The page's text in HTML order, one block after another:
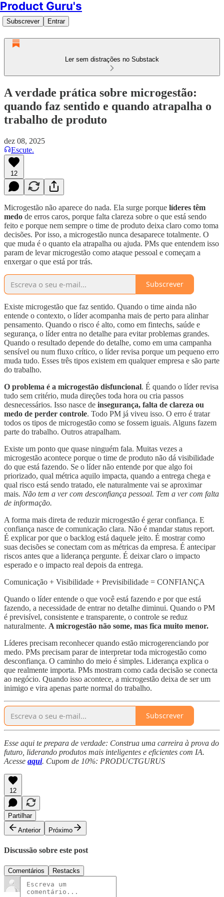
Product Guru's
Subscrever Entrar
Ler sem distrações no Substack
A verdade prática sobre microgestão:
quando faz sentido e quando atrapalha o
trabalho de produto
dez 08, 2025
Escute.
12
Microgestão não aparece do nada. Ela surge porque líderes têm
medo de erros caros, porque falta clareza sobre o que está sendo
feito e porque nem sempre o time de produto deixa claro como toma
decisões. Por isso, a microgestão nunca desaparece totalmente. O
que muda é o quanto ela atrapalha ou ajuda. PMs que entendem isso
param de levar microgestão como ataque pessoal e começam a
enxergar o que está por trás.
Subscrever
Existe microgestão que faz sentido. Quando o time ainda não
entende o contexto, o líder acompanha mais de perto para alinhar
pensamento. Quando o risco é alto, como em fintechs, saúde e
segurança, o líder entra no detalhe para evitar problemas grandes.
Quando o resultado depende do detalhe, como em uma campanha
sensível ou num fluxo crítico, o líder revisa porque um pequeno erro
muda tudo. Esses três tipos existem em qualquer empresa e são parte
do trabalho.
O problema é a microgestão disfuncional. É quando o líder revisa
tudo sem critério, muda direções toda hora ou cria passos
desnecessários. Isso nasce de insegurança, falta de clareza ou
medo de perder controle. Todo PM já viveu isso. O erro é tratar
todos os tipos de microgestão como se fossem iguais. Alguns fazem
parte do trabalho. Outros atrapalham.
Existe um ponto que quase ninguém fala. Muitas vezes a
microgestão acontece porque o time de produto não dá visibilidade
do que está fazendo. Se o líder não entende por que algo foi
priorizado, qual métrica aquilo impacta, quando a entrega chega e
qual risco está sendo tratado, ele naturalmente vai se aproximar
mais. Não tem a ver com desconfiança pessoal. Tem a ver com falta
de informação.
A forma mais direta de reduzir microgestão é gerar confiança. E
confiança nasce de comunicação clara. Não é mandar status report.
É explicar por que o backlog está daquele jeito. É mostrar como
suas decisões se conectam com as métricas da empresa. É antecipar
riscos antes que a liderança pergunte. É deixar claro o impacto
esperado e o impacto real depois da entrega.
Comunicação + Visibilidade + Previsibilidade = CONFIANÇA
Quando o líder entende o que você está fazendo e por que está
fazendo, a necessidade de entrar no detalhe diminui. Quando o PM
é previsível, consistente e transparente, o controle se reduz
naturalmente. A microgestão não some, mas fica muito menor.
Líderes precisam reconhecer quando estão microgerenciando por
medo. PMs precisam parar de interpretar toda microgestão como
desconfiança. O caminho do meio é simples. Liderança explica o
que realmente importa. PMs mostram como cada decisão se conecta
ao negócio. Quando isso acontece, a microgestão deixa de ser um
inimigo e vira apenas parte normal do trabalho.
Subscrever
Esse aqui te prepara de verdade: Construa uma carreira à prova do
futuro, liderando produtos mais inteligentes e eficientes com IA.
Acesse aqui. Cupom de 10%: PRODUCTGURUS
12
Partilhar
Anterior
Próximo
Discussão sobre este post
Comentários Restacks